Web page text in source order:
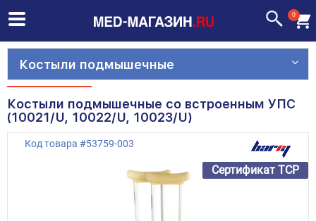
0
Костыли подмышечные
Костыли подмышечные со встроенным УПС
(10021/U, 10022/U, 10023/U)
Код товара #53759-003
Сертификат ТСР